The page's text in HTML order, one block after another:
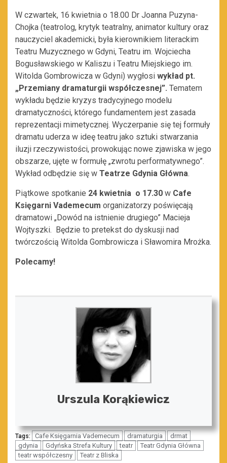
W czwartek, 16 kwietnia o 18.00 Dr Joanna Puzyna-
Chojka (teatrolog, krytyk teatralny, animator kultury oraz
nauczyciel akademicki, była kierownikiem literackim
Teatru Muzycznego w Gdyni, Teatru im. Wojciecha
Bogusławskiego w Kaliszu i Teatru Miejskiego im.
Witolda Gombrowicza w Gdyni) wygłosi wykład pt.
„Przemiany dramaturgii współczesnej”. Tematem
wykładu będzie kryzys tradycyjnego modelu
dramatyczności, którego fundamentem jest zasada
reprezentacji mimetycznej. Wyczerpanie się tej formuły
dramatu uderza w ideę teatru jako sztuki stwarzania
iluzji rzeczywistości, prowokując nowe zjawiska w jego
obszarze, ujęte w formułę „zwrotu performatywnego”.
Wykład odbędzie się w Teatrze Gdynia Główna.
Piątkowe spotkanie 24 kwietnia o 17.30 w Cafe
Księgarni Vademecum organizatorzy poświęcają
dramatowi „Dowód na istnienie drugiego” Macieja
Wojtyszki. Będzie to pretekst do dyskusji nad
twórczością Witolda Gombrowicza i Sławomira Mrożka.
Polecamy!
Urszula Korąkiewicz
Tags: Cafe Księgarnia Vademecum dramaturgia
drmat
gdynia
Gdyńska Strefa Kultury teatr
Teatr Gdynia Główna
teatr współczesny
Teatr z Bliska